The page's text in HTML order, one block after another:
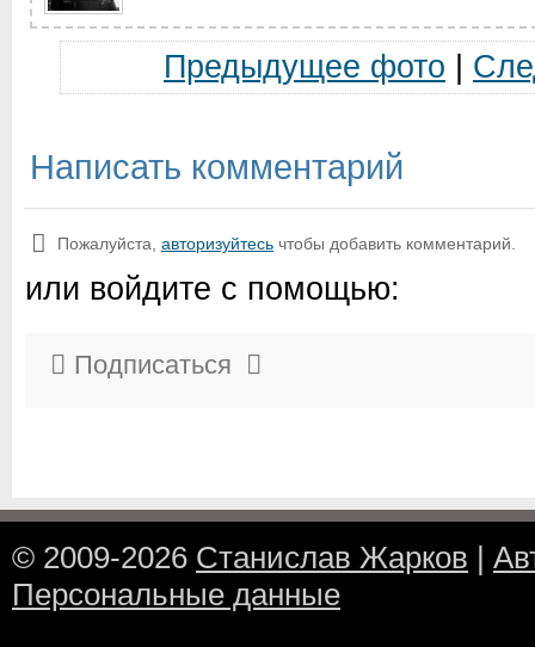
Предыдущее фото
Написать комментарий
Пожалуйста, авторизуйтесь чтобы добавить комментарий.
или войдите с помощью:
Подписаться
© 2009-2026 Станислав Жарков |
Персональные данные